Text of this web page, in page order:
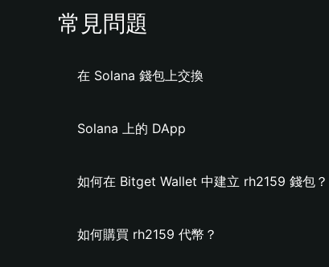
常見問題
在 Solana 錢包上交換
Solana 上的 DApp
如何在 Bitget Wallet 中建立 rh2159 錢包？
如何購買 rh2159 代幣？